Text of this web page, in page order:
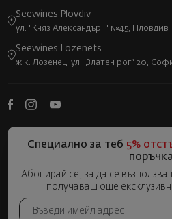
Seewines Plovdiv
ул. "Княз Александър I" №45, Пловдив
Seewines Lozenets
ж.к. Лозенец, ул. „Златен рог“ 20,
Специално за теб 5%
Абонирай се, за да се
получаваш още